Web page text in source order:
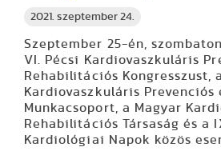
2021. szeptember 24.
Szeptember 25-én,
VI. Pécsi Kardiovaszkuláris
Rehabilitációs Kongresszust,
Kardiovaszkuláris Prevenciós
Munkacsoport, a Magyar
Rehabilitációs Társaság és a
Kardiológiai Napok közös